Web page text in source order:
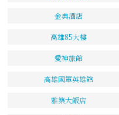
金典酒店
高雄85大樓
愛神旅館
高雄國軍英雄館
雅築大飯店